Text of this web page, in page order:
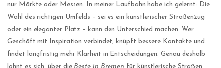
nur Märkte oder Messen. In meiner Laufbahn habe ich gelernt: Die
Wahl des richtigen Umfelds – sei es ein künstlerischer Straßenzug
oder ein eleganter Platz – kann den Unterschied machen. Wer
Geschäft mit Inspiration verbindet, knüpft bessere Kontakte und
findet langfristig mehr Klarheit in Entscheidungen. Genau deshalb
lohnt es sich, über die Beste in Bremen für künstlerische Straßen